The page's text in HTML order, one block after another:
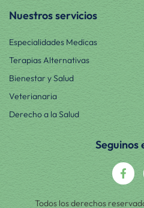
Nuestros servicios
Especialidades Medicas
Terapias Alternativas
Bienestar y Salud
Veterianaria
Derecho a la Salud
Seguinos
Todos los derechos